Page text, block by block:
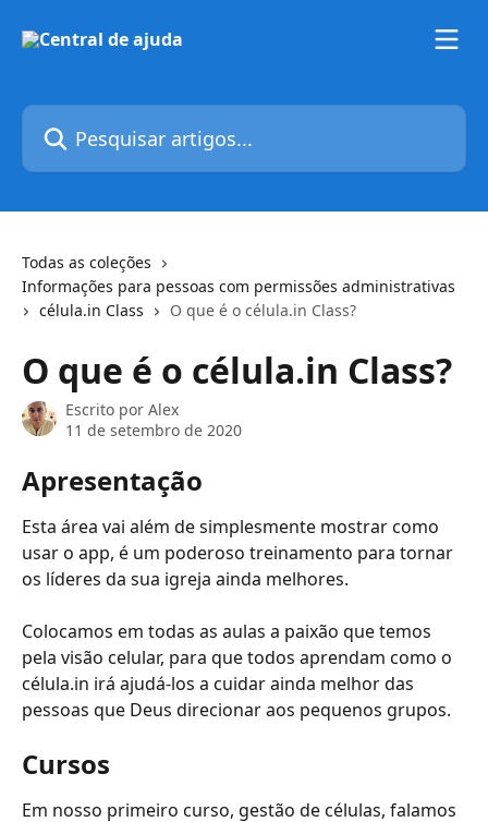
Pesquisar artigos...
Todas as coleções
Informações para pessoas com permissões administrativas
célula.in Class
O que é o célula.in Class?
O que é o célula.in Class?
Escrito por Alex
11 de setembro de 2020
Apresentação
Esta área vai além de simplesmente mostrar como
usar o app, é um poderoso treinamento para tornar
os líderes da sua igreja ainda melhores.
Colocamos em todas as aulas a paixão que temos
pela visão celular, para que todos aprendam como o
célula.in irá ajudá-los a cuidar ainda melhor das
pessoas que Deus direcionar aos pequenos grupos.
Cursos
Em nosso primeiro curso, gestão de células, falamos